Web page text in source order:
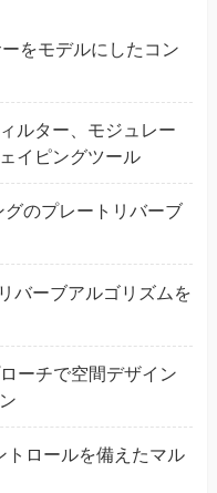
をモデルにしたコン
ルター、モジュレー
イピングツール
のプレートリバーブ
バーブアルゴリズムを
ーチで空間デザイン
ロールを備えたマル